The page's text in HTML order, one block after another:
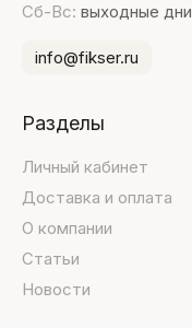
Сб-Вс: выходные дни
info@fikser.ru
Разделы
Личный кабинет
Доставка и оплата
О компании
Статьи
Новости